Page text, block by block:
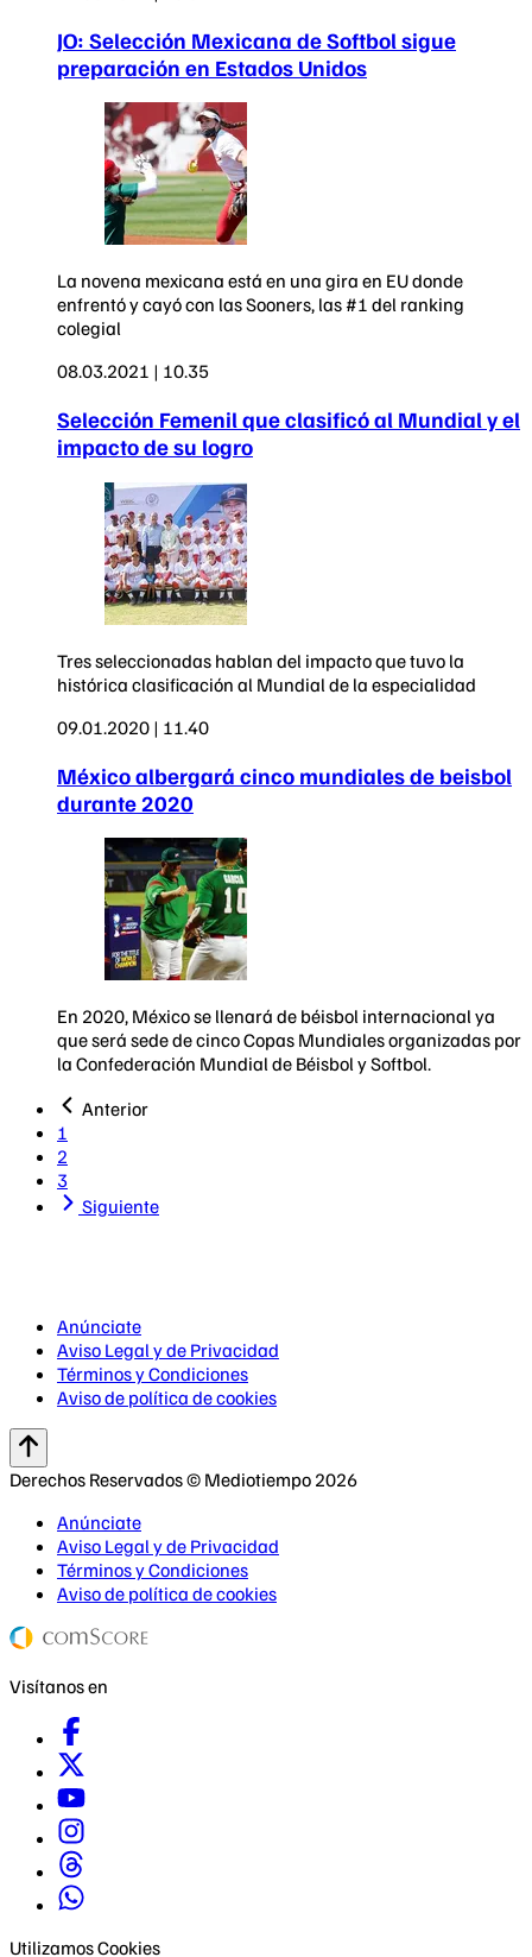
JO: Selección Mexicana de Softbol sigue
preparación en Estados Unidos
La novena mexicana está en una gira en EU donde
enfrentó y cayó con las Sooners, las #1 del ranking
colegial
08.03.2021 | 10.35
Selección Femenil que clasificó al Mundial y el
impacto de su logro
Tres seleccionadas hablan del impacto que tuvo la
histórica clasificación al Mundial de la especialidad
09.01.2020 | 11.40
México albergará cinco mundiales de beisbol
durante 2020
En 2020, México se llenará de béisbol internacional ya
que será sede de cinco Copas Mundiales organizadas por
la Confederación Mundial de Béisbol y Softbol.
Anterior
1
2
3
Siguiente
Anúnciate
Aviso Legal y de Privacidad
Términos y Condiciones
Aviso de política de cookies
Derechos Reservados © Mediotiempo 2026
Anúnciate
Aviso Legal y de Privacidad
Términos y Condiciones
Aviso de política de cookies
Visítanos en
Utilizamos Cookies